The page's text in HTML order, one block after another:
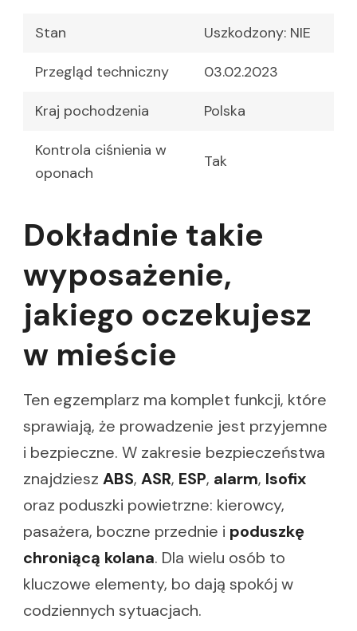
Stan Uszkodzony: NIE
Przegląd techniczny 03.02.2023
Kraj pochodzenia Polska
Kontrola ciśnienia w
oponach
Tak
Dokładnie takie
wyposażenie,
jakiego oczekujesz
w mieście
Ten egzemplarz ma komplet funkcji, które
sprawiają, że prowadzenie jest przyjemne
i bezpieczne. W zakresie bezpieczeństwa
znajdziesz ABS, ASR, ESP, alarm, Isofix
oraz poduszki powietrzne: kierowcy,
pasażera, boczne przednie i poduszkę
chroniącą kolana. Dla wielu osób to
kluczowe elementy, bo dają spokój w
codziennych sytuacjach.